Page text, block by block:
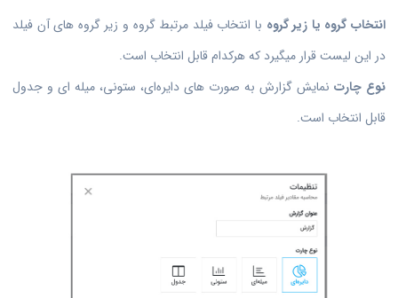
انتخاب گروه یا زیر گروه با انتخاب فیلد مرتبط گروه و زیر گروه های آن فیلد
در این لیست قرار میگیرد که هرکدام قابل انتخاب است.
نوع چارت نمایش گزارش به صورت های دایره‌ای، ستونی، میله ای و جدول
قابل انتخاب است.